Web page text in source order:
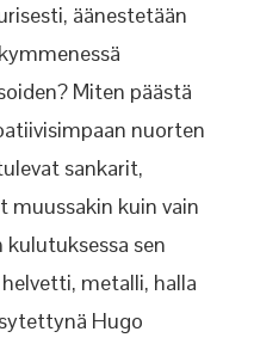
äänestetään
Miten päästä
nuorten
sankarit,
kuin vain
kulutuksessa sen
metalli, halla
Hugo